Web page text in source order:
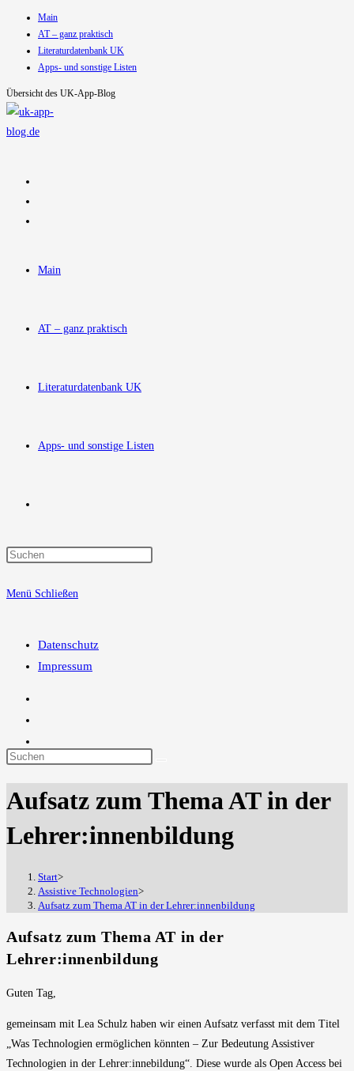
Inhalt
springen
Main
AT – ganz praktisch
Literaturdatenbank UK
Apps- und sonstige Listen
Übersicht des UK-App-Blog
Main
AT – ganz praktisch
Literaturdatenbank UK
Apps- und sonstige Listen
Suche
Menü Schließen
Datenschutz
Impressum
Diese
durchsuchen
Aufsatz zum Thema AT in der
Lehrer:innenbildung
Start>
Assistive Technologien>
Aufsatz zum Thema AT in der Lehrer:innenbildung
Aufsatz zum Thema AT in der
Lehrer:innenbildung
Guten Tag,
gemeinsam mit Lea Schulz haben wir einen Aufsatz verfasst mit dem Titel
„Was Technologien ermöglichen könnten – Zur Bedeutung Assistiver
Technologien in der Lehrer:innebildung“. Diese wurde als Open Access bei